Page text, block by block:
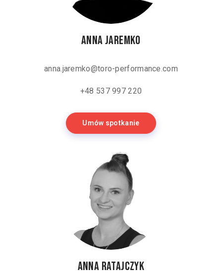
Anna Jaremko
anna.jaremko@toro-performance.com
+48 537 997 220
Umów spotkanie
Anna Ratajczyk